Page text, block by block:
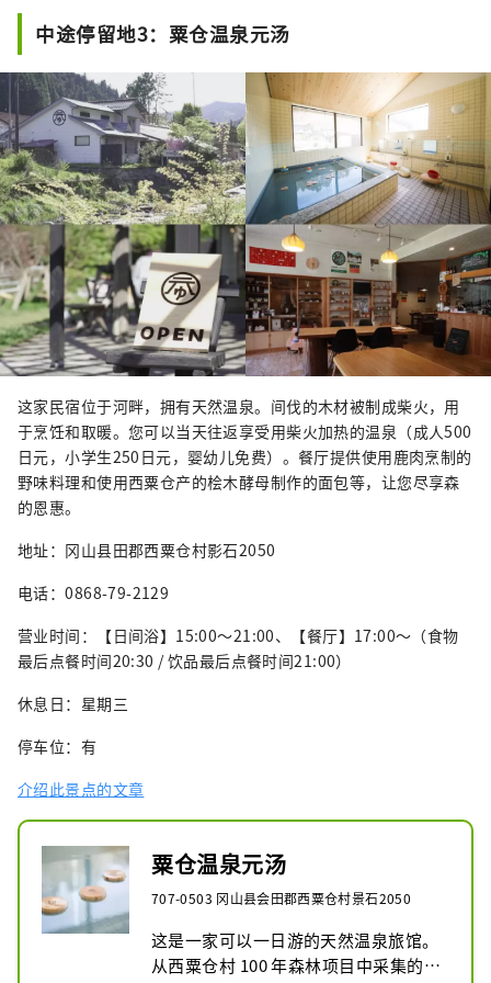
中途停留地3：粟仓温泉元汤
这家民宿位于河畔，拥有天然温泉。间伐的木材被制成柴火，用
于烹饪和取暖。您可以当天往返享受用柴火加热的温泉（成人500
日元，小学生250日元，婴幼儿免费）。餐厅提供使用鹿肉烹制的
野味料理和使用西粟仓产的桧木酵母制作的面包等，让您尽享森
的恩惠。
地址：冈山县田郡西粟仓村影石2050
电话：0868-79-2129
营业时间：【日间浴】15:00～21:00、【餐厅】17:00～（食物
最后点餐时间20:30 / 饮品最后点餐时间21:00）
休息日：星期三
停车位：有
介绍此景点的文章
粟仓温泉元汤
707-0503 冈山县会田郡西粟仓村景石2050
这是一家可以一日游的天然温泉旅馆。
从西粟仓村 100 年森林项目中采集的间